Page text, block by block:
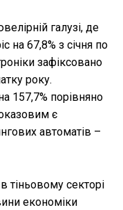
галузі, де
на 67,8% з січня по
зафіксовано
року.
157,7% порівняно
є
автоматів –
тіньовому секторі
економіки